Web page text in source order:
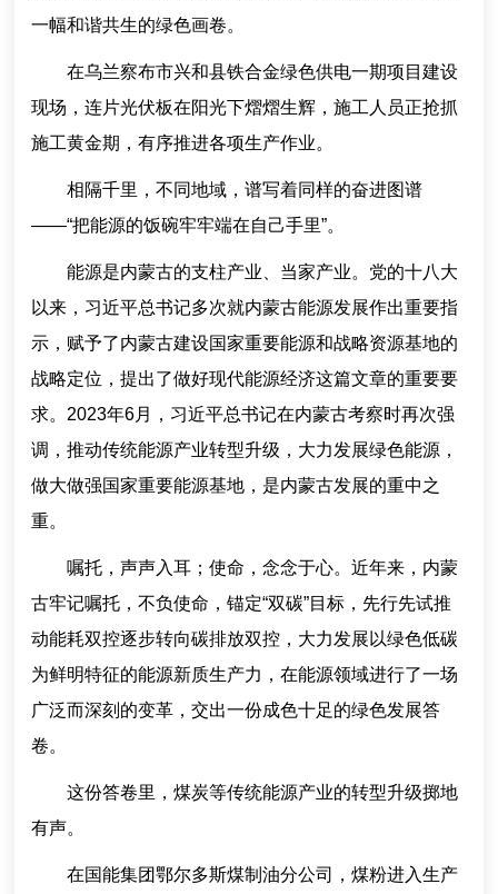
一幅和谐共生的绿色画卷。
在乌兰察布市兴和县铁合金绿色供电一期项目建设
现场，连片光伏板在阳光下熠熠生辉，施工人员正抢抓
施工黄金期，有序推进各项生产作业。
相隔千里，不同地域，谱写着同样的奋进图谱
——“把能源的饭碗牢牢端在自己手里”。
能源是内蒙古的支柱产业、当家产业。党的十八大
以来，习近平总书记多次就内蒙古能源发展作出重要指
示，赋予了内蒙古建设国家重要能源和战略资源基地的
战略定位，提出了做好现代能源经济这篇文章的重要要
求。2023年6月，习近平总书记在内蒙古考察时再次强
调，推动传统能源产业转型升级，大力发展绿色能源，
做大做强国家重要能源基地，是内蒙古发展的重中之
重。
嘱托，声声入耳；使命，念念于心。近年来，内蒙
古牢记嘱托，不负使命，锚定“双碳”目标，先行先试推
动能耗双控逐步转向碳排放双控，大力发展以绿色低碳
为鲜明特征的能源新质生产力，在能源领域进行了一场
广泛而深刻的变革，交出一份成色十足的绿色发展答
卷。
这份答卷里，煤炭等传统能源产业的转型升级掷地
有声。
在国能集团鄂尔多斯煤制油分公司，煤粉进入生产